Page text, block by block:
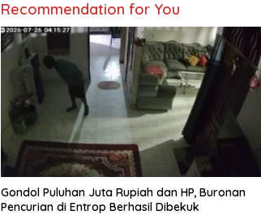
Recommendation for You
Gondol Puluhan Juta Rupiah dan HP, Buronan
Pencurian di Entrop Berhasil Dibekuk